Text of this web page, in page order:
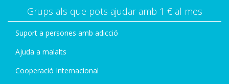
Grups als que pots ajudar amb 1 € al mes
Suport a persones amb adicció
Ajuda a malalts
Cooperació Internacional